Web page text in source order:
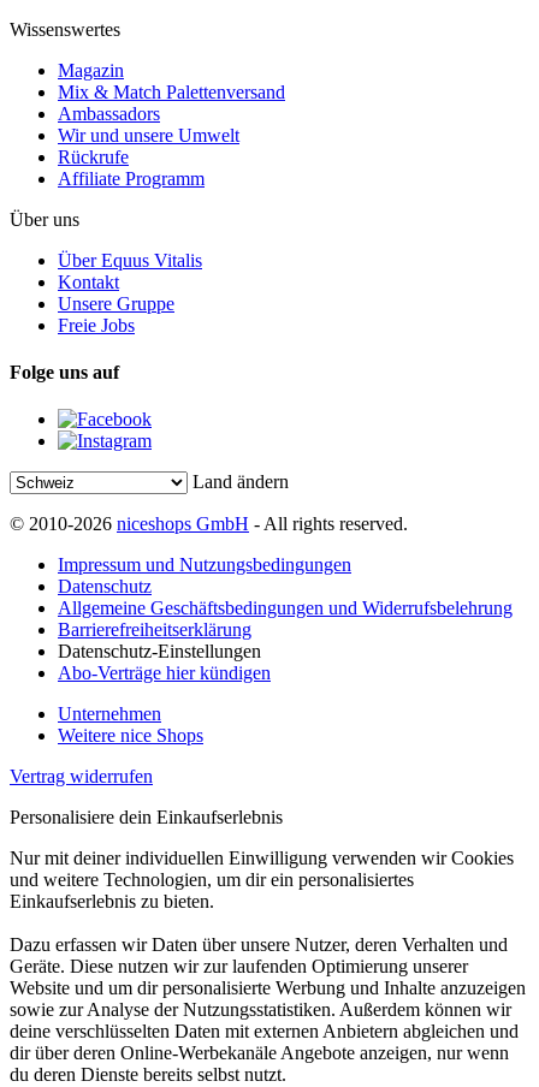
Wissenswertes
Magazin
Mix & Match Palettenversand
Ambassadors
Wir und unsere Umwelt
Rückrufe
Affiliate Programm
Über uns
Über Equus Vitalis
Kontakt
Unsere Gruppe
Freie Jobs
Folge uns auf
Land ändern
© 2010-2026 niceshops GmbH - All rights reserved.
Impressum und Nutzungsbedingungen
Datenschutz
Allgemeine Geschäftsbedingungen und Widerrufsbelehrung
Barrierefreiheitserklärung
Datenschutz-Einstellungen
Abo-Verträge hier kündigen
Unternehmen
Weitere nice Shops
Vertrag widerrufen
Personalisiere dein Einkaufserlebnis
Nur mit deiner individuellen Einwilligung verwenden wir Cookies
und weitere Technologien, um dir ein personalisiertes
Einkaufserlebnis zu bieten.
Dazu erfassen wir Daten über unsere Nutzer, deren Verhalten und
Geräte. Diese nutzen wir zur laufenden Optimierung unserer
Website und um dir personalisierte Werbung und Inhalte anzuzeigen
sowie zur Analyse der Nutzungsstatistiken. Außerdem können wir
deine verschlüsselten Daten mit externen Anbietern abgleichen und
dir über deren Online-Werbekanäle Angebote anzeigen, nur wenn
du deren Dienste bereits selbst nutzt.